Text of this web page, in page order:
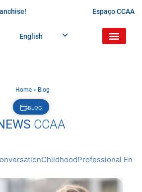
Espaço CCAA
English
Home > Blog
BLOG
CCAA
ChildhoodProfessional